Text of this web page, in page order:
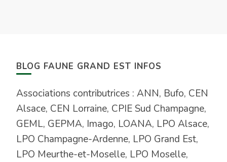
BLOG FAUNE GRAND EST INFOS
Associations contributrices : ANN, Bufo, CEN
Alsace, CEN Lorraine, CPIE Sud Champagne,
GEML, GEPMA, Imago, LOANA, LPO Alsace,
LPO Champagne-Ardenne, LPO Grand Est,
LPO Meurthe-et-Moselle, LPO Moselle,